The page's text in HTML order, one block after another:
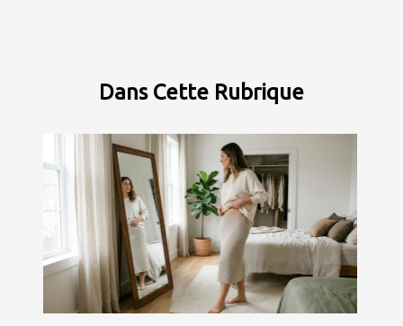
Dans Cette Rubrique